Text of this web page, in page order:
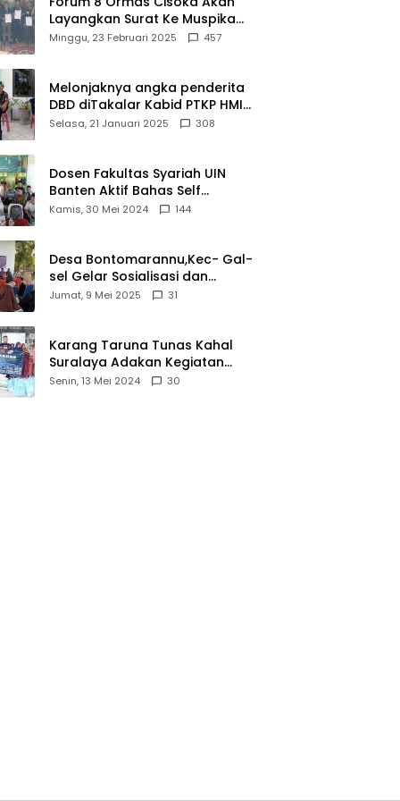
Layangkan Surat Ke Muspika
Atas Adanya Kantor Matel di
Minggu, 23 Februari 2025 457
Melonjaknya angka penderita
DBD diTakalar Kabid PTKP HMI
Cab.Takalar angkat bicara
Selasa, 21 Januari 2025 308
Dosen Fakultas Syariah UIN
Banten Aktif Bahas Self
Declare Halal dalam Forum
Kamis, 30 Mei 2024 144
Desa Bontomarannu,Kec- Gal-
sel Gelar Sosialisasi dan
Bimtek Pemutakhiran Data ID
Jumat, 9 Mei 2025 31
Karang Taruna Tunas Kahal
Suralaya Adakan Kegiatan
Bansos Terhadap Kaum
Senin, 13 Mei 2024 30